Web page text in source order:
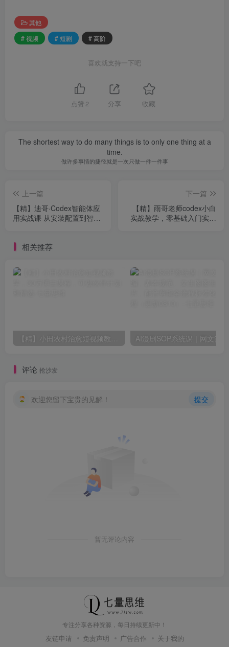
其他
# 视频
# 短剧 # 高阶
喜欢就支持一下吧
点赞 2 分享 收藏
The shortest way to do many things is to only one thing at a
time.
做许多事情的捷径就是一次只做一件一件事
上一篇
【精】迪哥·Codex智能体应
用实战课 从安装配置到智能
下一篇
【精】雨哥老师codex小白
实战教学，零基础入门实操
相关推荐
评论 抢沙发
欢迎您留下宝贵的见解！ 提交
暂无评论内容
专注分享各种资源，每日持续更新中！
友链申请 免责声明 广告合作 关于我的